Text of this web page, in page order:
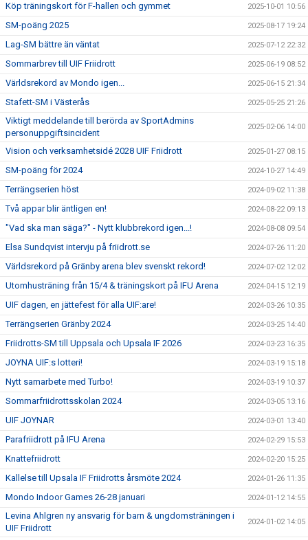
Köp träningskort för F-hallen och gymmet 2025-10-01 10:56
SM-poäng 2025 2025-08-17 19:24
Lag-SM bättre än väntat 2025-07-12 22:32
Sommarbrev till UIF Friidrott 2025-06-19 08:52
Världsrekord av Mondo igen... 2025-06-15 21:34
Stafett-SM i Västerås 2025-05-25 21:26
Viktigt meddelande till berörda av SportAdmins
personuppgiftsincident
2025-02-06 14:00
Vision och verksamhetsidé 2028 UIF Friidrott 2025-01-27 08:15
SM-poäng för 2024 2024-10-27 14:49
Terrängserien höst 2024-09-02 11:38
Två appar blir äntligen en! 2024-08-22 09:13
"Vad ska man säga?" - Nytt klubbrekord igen...! 2024-08-08 09:54
Elsa Sundqvist intervju på friidrott.se 2024-07-26 11:20
Världsrekord på Gränby arena blev svenskt rekord! 2024-07-02 12:02
Utomhusträning från 15/4 & träningskort på IFU Arena 2024-04-15 12:19
UIF dagen, en jättefest för alla UIF:are! 2024-03-26 10:35
Terrängserien Gränby 2024 2024-03-25 14:40
Friidrotts-SM till Uppsala och Upsala IF 2026 2024-03-23 16:35
JOYNA UIF:s lotteri! 2024-03-19 15:18
Nytt samarbete med Turbo! 2024-03-19 10:37
Sommarfriidrottsskolan 2024 2024-03-05 13:16
UIF JOYNAR 2024-03-01 13:40
Parafriidrott på IFU Arena 2024-02-29 15:53
Knattefriidrott 2024-02-20 15:25
Kallelse till Upsala IF Friidrotts årsmöte 2024 2024-01-26 11:35
Mondo Indoor Games 26-28 januari 2024-01-12 14:55
Levina Ahlgren ny ansvarig för barn & ungdomsträningen i
UIF Friidrott
2024-01-02 14:05